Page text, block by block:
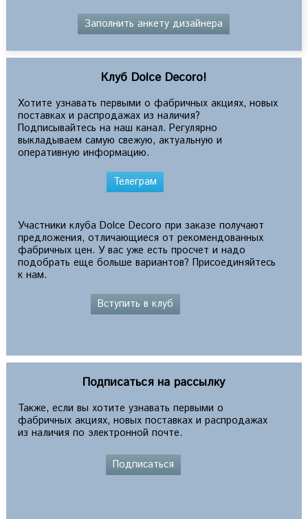
Заполнить анкету дизайнера
Клуб Dolce Decoro!
Хотите узнавать первыми о фабричных акциях, новых
поставках и распродажах из наличия?
Подписывайтесь на наш канал. Регулярно
выкладываем самую свежую, актуальную и
оперативную информацию.
Телеграм
Участники клуба Dolce Decoro при заказе получают
предложения, отличающиеся от рекомендованных
фабричных цен. У вас уже есть просчет и надо
подобрать еще больше вариантов? Присоединяйтесь
к нам.
Вступить в клуб
Подписаться на рассылку
Также, если вы хотите узнавать первыми о
фабричных акциях, новых поставках и распродажах
из наличия по электронной почте.
Подписаться